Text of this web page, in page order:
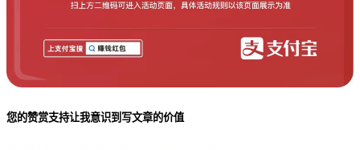
您的赞赏支持让我意识到写文章的价值